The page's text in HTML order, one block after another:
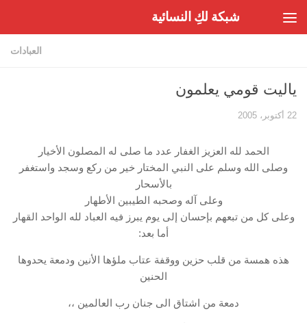
شبكة لكِ النسائية
العبادات
ياليت قومي يعلمون
22 أكتوبر، 2005
الحمد لله العزيز الغفار عدد ما صلى له المصلون الأخيار
وصلى الله وسلم على النبي المختار خير من ركع وسجد واستغفر
بالأسحار
وعلى آله وصحبه الطيبين الأطهار
وعلى كل من تبعهم بإحسان إلى يوم يبرز فيه العباد لله الواحد القهار
أما بعد:
هذه همسة من قلب حزين ووقفة عتاب ملؤها الأنين ودمعة يحدوها
الحنين
دمعة من اشتاق الى جنان رب العالمين ،،